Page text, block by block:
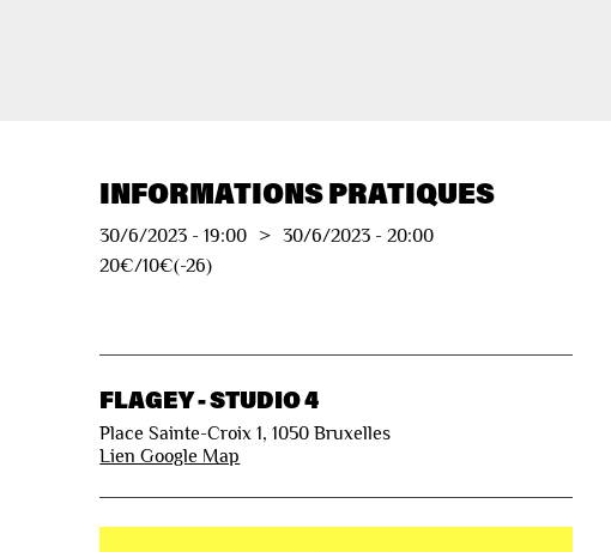
INFORMATIONS PRATIQUES
30/6/2023 -19:00 > 30/6/2023 -20:00
20€/10€(-26)
FLAGEY - STUDIO 4
Place Sainte-Croix 1, 1050 Bruxelles
Lien Google Map